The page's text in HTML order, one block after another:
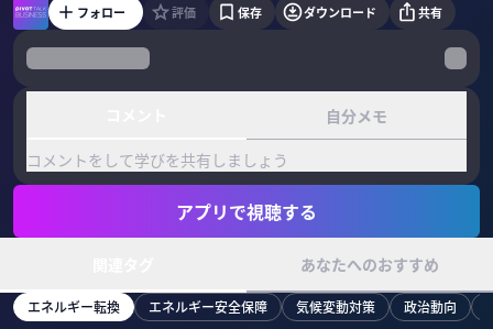
フォロー 評価 保存 ダウンロード 共有
自分メモ
コメントをして学びを共有しましょう
アプリで視聴する
あなたへのおすすめ
エネルギー転換 エネルギー安全保障 気候変動対策 政治動向